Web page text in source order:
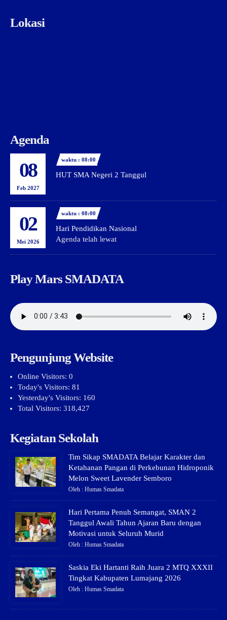
Lokasi
Agenda
08
Feb 2027
waktu : 08:00
HUT SMA Negeri 2 Tanggul
02
Mei 2026
waktu : 08:00
Hari Pendidikan Nasional
Agenda telah lewat
Play Mars SMADATA
Pengunjung Website
Online Visitors: 0
Today's Visitors: 81
Yesterday's Visitors: 160
Total Visitors: 318,427
Kegiatan Sekolah
Tim Sikap SMADATA Belajar Karakter dan
Ketahanan Pangan di Perkebunan Hidroponik
Melon Sweet Lavender Semboro
Oleh : Humas Smadata
Hari Pertama Penuh Semangat, SMAN 2
Tanggul Awali Tahun Ajaran Baru dengan
Motivasi untuk Seluruh Murid
Oleh : Humas Smadata
Saskia Eki Hartanti Raih Juara 2 MTQ XXXII
Tingkat Kabupaten Lumajang 2026
Oleh : Humas Smadata